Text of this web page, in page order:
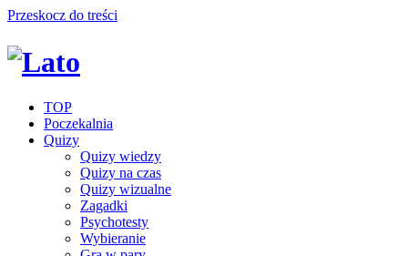
Przeskocz do treści
TOP
Poczekalnia
Quizy
Quizy wiedzy
Quizy na czas
Quizy wizualne
Zagadki
Psychotesty
Wybieranie